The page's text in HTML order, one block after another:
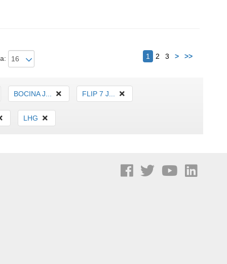
1 2 3 > >>Siguiente
BOCINA J... FLIP 7 J...
LHG